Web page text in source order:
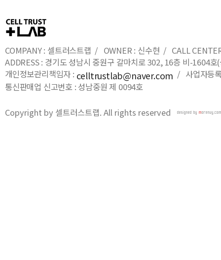
COMPANY : 셀트러스트랩 / OWNER : 신수현 / CALL
ADDRESS : 경기도 성남시 중원구 갈마치로 302, 16층 비-1604
개인정보관리책임자 : celltrustlab@naver.com / 사업자등
통신판매업 신고번호 : 성남중원 제 0094호
Copyright by 셀트러스트랩. All rights reserved